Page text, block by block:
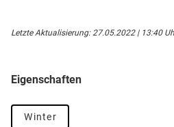
Letzte Aktualisierung: 27.05.2022 | 13:40
Eigenschaften
Winter